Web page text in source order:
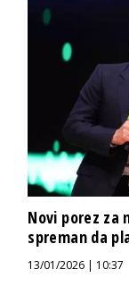
Novi porez za
spreman da
13/01/2026 | 10:37